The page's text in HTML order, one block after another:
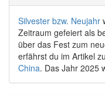
Silvester bzw. Neujahr
Zeitraum gefeiert als
über das Fest zum
erfährst du im Artikel
China. Das Jahr 2025